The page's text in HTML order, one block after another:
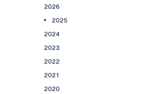
2026
2025
2024
2023
2022
2021
2020